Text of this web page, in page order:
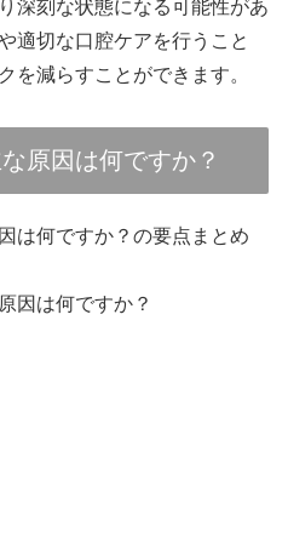
深刻な状態になる可能性があ
適切な口腔ケアを行うこと
を減らすことができます。
原因は何ですか？